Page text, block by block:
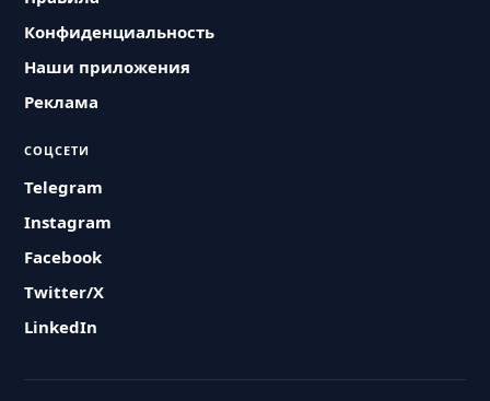
Конфиденциальность
Наши приложения
Реклама
СОЦСЕТИ
Telegram
Instagram
Facebook
Twitter/X
LinkedIn